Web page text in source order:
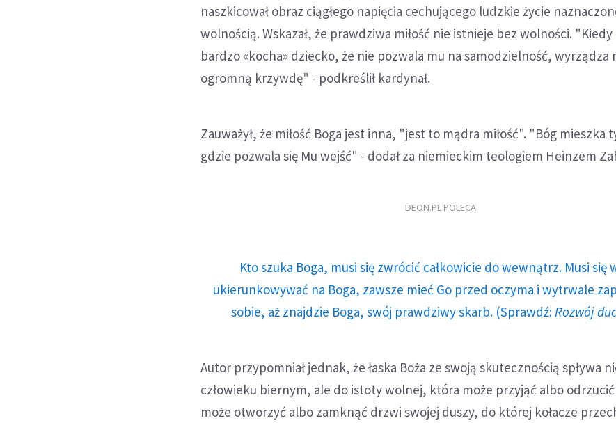
naszkicował obraz ciągłego napięcia cechującego ludzkie życie
wolnością. Wskazał, że prawdziwa miłość nie istnieje bez wolności.
bardzo «kocha» dziecko, że nie pozwala mu na samodzielność, wyrządza
ogromną krzywdę" - podkreślił kardynał.
Zauważył, że miłość Boga jest inna, "jest to mądra miłość". "Bóg mieszka
gdzie pozwala się Mu wejść" - dodał za niemieckim teologiem Heinzem
DEON.PL POLECA
Kto szuka Boga, musi się zwrócić całkowicie do wewnątrz. Musi się
ukierunkowywać na Boga, zawsze mieć Go przed oczyma i wytrwale
sobie, aż znajdzie Boga, swój prawdziwy skarb. (Sprawdź: Rozwój
Autor przypomniał jednak, że łaska Boża ze swoją skutecznością spływa
człowieku biernym, ale do istoty wolnej, która może przyjąć albo
może otworzyć albo zamknąć drzwi swojej duszy, do której kołacze